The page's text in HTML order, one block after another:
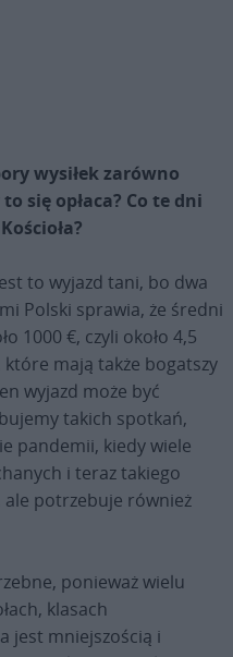
wysiłek zarówno
się opłaca? Co te dni
to wyjazd tani, bo dwa
Polski sprawia, że średni
1000 €, czyli około 4,5
które mają także bogatszy
wyjazd może być
takich spotkań,
pandemii, kiedy wiele
i teraz takiego
ale potrzebuje również
ponieważ wielu
klasach
jest mniejszością i